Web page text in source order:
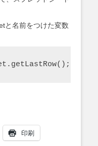
と名前をつけた変数
印刷